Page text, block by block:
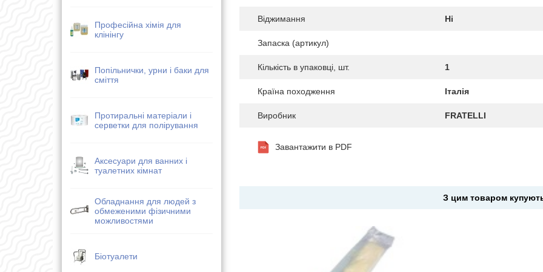
Професійна хімія для
клінінгу
Попільнички, урни і баки для
сміття
Протиральні матеріали і
серветки для полірування
Аксесуари для ванних і
туалетних кімнат
Обладнання для людей з
обмеженими фізичними
можливостями
Біотуалети
Віджимання Ні
Запаска (артикул)
Кількість в упаковці, шт. 1
Країна походження Італія
Виробник FRATELLI
Завантажити в PDF
З цим товаром